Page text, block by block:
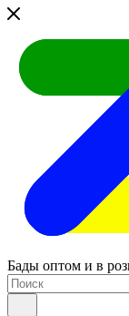
Бады оптом и в